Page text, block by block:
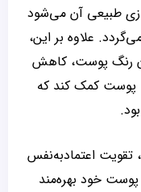
طبیعی آن می‌شود
علاوه بر این،
رنگ پوست، کاهش
پوست کمک کند که
تقویت اعتمادبه‌نفس
خود بهره‌مند